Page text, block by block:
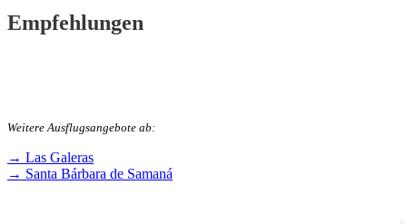
Empfehlungen
Weitere Ausflugsangebote ab:
→ Las Galeras
→ Santa Bárbara de Samaná